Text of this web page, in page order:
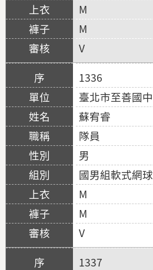
M
M
V
1336
臺北市至善國中
蘇宥睿
隊員
男
國男組軟式網球
M
M
V
1337